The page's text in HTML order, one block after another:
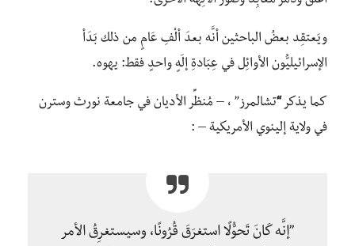
ويَعتقِد بعضُ الباحثين أنَّه بعدَ ألْفِ عَامٍ من ذلك بَدَأ
الإسرائيليُّون الأوائِل في عِبَادةِ إلَهٍ واحدٍ فقط: يهوه.
كما يذكر “تشالمرز” ، – مُنظِّر الأديان في جامعة نورث وسترن
في ولاية إلينوي الأمريكية – :
”إنَّه كَانَ تَحوُّلًا استغرَقَ قُرُونًا، وسيستغرِقُ الأمر